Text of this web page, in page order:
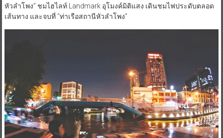
หัวลำโพง” ชมไฮไลท์ Landmark อุโมงค์มิติแสง เดินชมไฟประดับตลอด
เส้นทาง และจบที่ “ท่าเรือสถานีหัวลำโพง”